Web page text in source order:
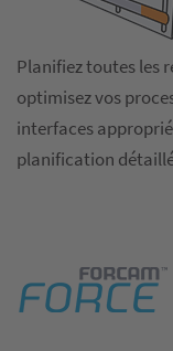
Planifiez toutes les
optimisez vos
interfaces
planification